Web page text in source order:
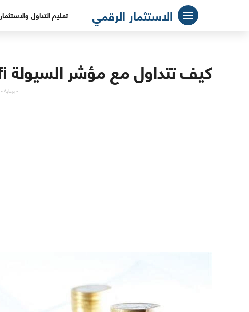
الاستثمار الرقمي تعليم التداول والاستثمار
كيف تتداول مع مؤشر السيولة mfi؟
- برعاية -